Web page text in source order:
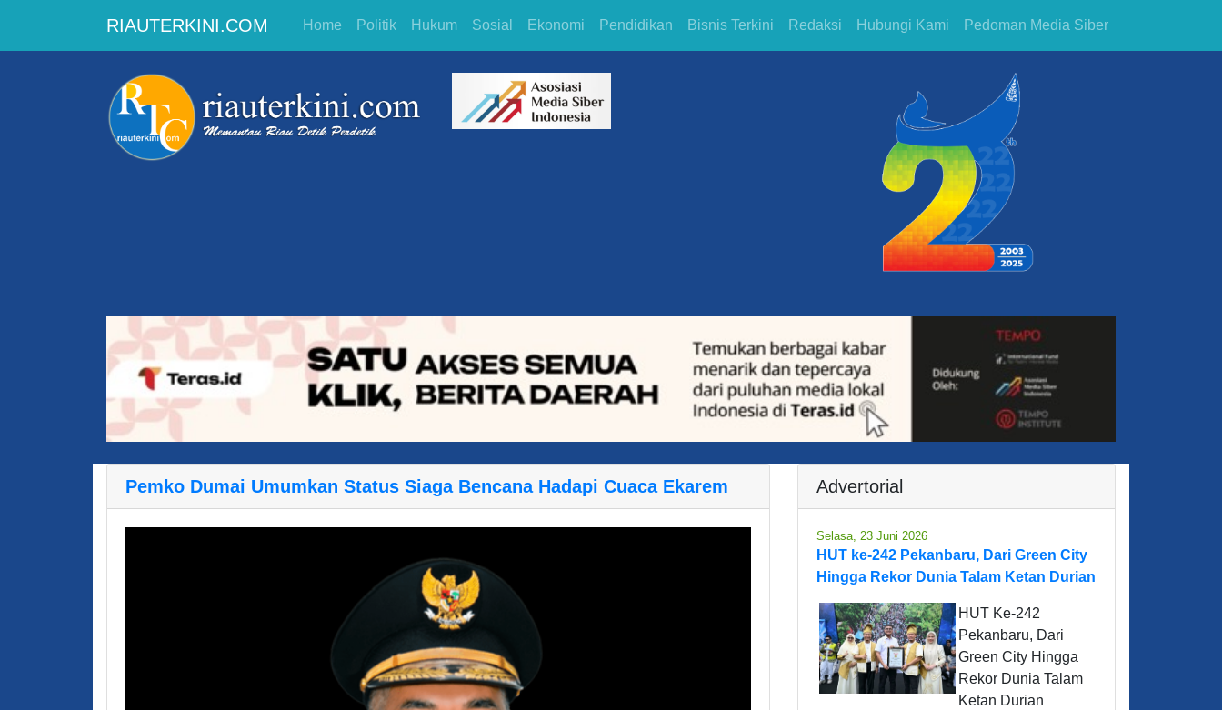
RIAUTERKINI.COM Home Politik Hukum Sosial Ekonomi Pendidikan Bisnis Terkini Redaksi Hubungi Kami Pedoman Media Siber
Pemko Dumai Umumkan Status Siaga Bencana Hadapi Cuaca Ekarem Advertorial
Selasa, 23 Juni 2026
HUT ke-242 Pekanbaru, Dari Green City
Hingga Rekor Dunia Talam Ketan Durian
HUT Ke-242
Pekanbaru, Dari
Green City Hingga
Rekor Dunia Talam
Ketan Durian